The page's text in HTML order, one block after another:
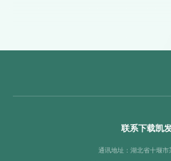
联系下载凯
通讯地址：湖北省十堰市